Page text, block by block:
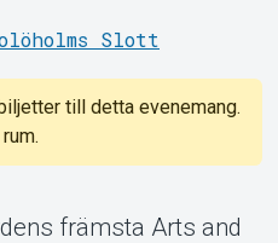
Slott
till detta evenemang.
främsta Arts and